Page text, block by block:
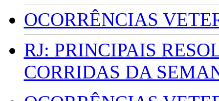
OCORRÊNCIAS
RJ: PRINCIPAIS
CORRIDAS DA